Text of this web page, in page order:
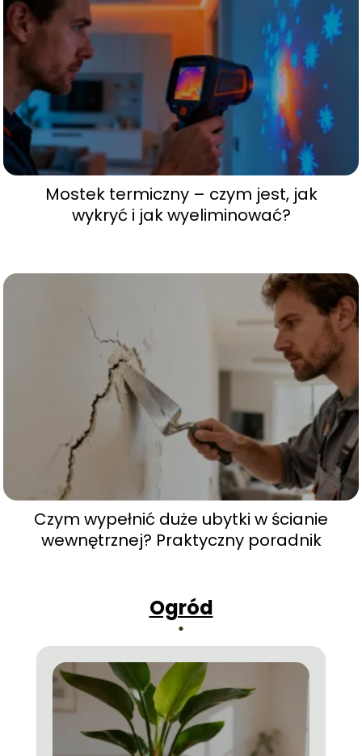
Mostek termiczny – czym jest, jak
wykryć i jak wyeliminować?
Czym wypełnić duże ubytki w ścianie
wewnętrznej? Praktyczny poradnik
Ogród